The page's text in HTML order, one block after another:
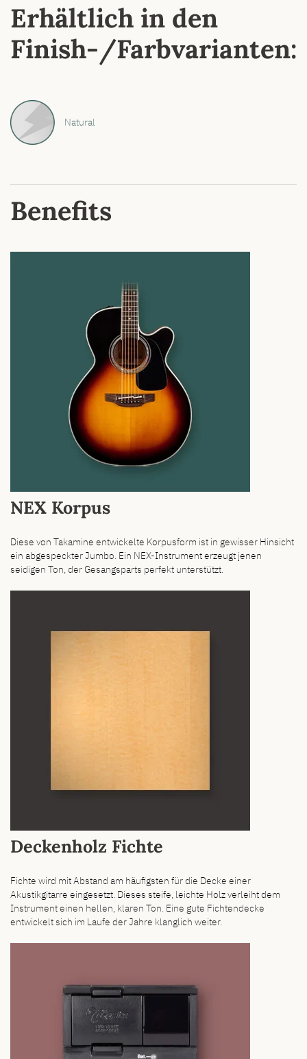
Erhältlich in den
Finish-/Farbvarianten:
Natural
Benefits
NEX Korpus
Diese von Takamine entwickelte Korpusform ist in gewisser Hinsicht
ein abgespeckter Jumbo. Ein NEX-Instrument erzeugt jenen
seidigen Ton, der Gesangsparts perfekt unterstützt.
Deckenholz Fichte
Fichte wird mit Abstand am häufigsten für die Decke einer
Akustikgitarre eingesetzt. Dieses steife, leichte Holz verleiht dem
Instrument einen hellen, klaren Ton. Eine gute Fichtendecke
entwickelt sich im Laufe der Jahre klanglich weiter.